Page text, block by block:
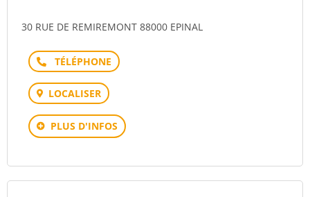
30 RUE DE REMIREMONT 88000 EPINAL
Téléphone
LOCALISER
PLUS D'INFOS